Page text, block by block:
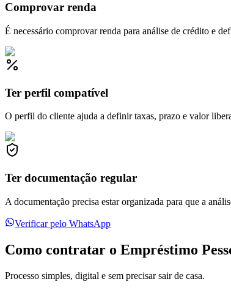
Comprovar renda
É necessário comprovar renda para análise de crédito e
Ter perfil compatível
O perfil do cliente ajuda a definir taxas, prazo e valor
Ter documentação regular
A documentação precisa estar organizada para que a
Verificar pelo WhatsApp
Como contratar o Empréstimo
Processo simples, digital e sem precisar sair de casa.